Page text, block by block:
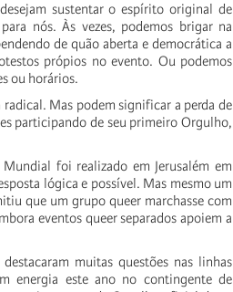
sustentar o espírito original de
nós. Às vezes, podemos brigar na
de quão aberta e democrática a
própios no evento. Ou podemos
ou horários.
Mas podem significar a perda de
participando de seu primeiro Orgulho,
foi realizado em Jerusalém em
lógica e possível. Mas mesmo um
que um grupo queer marchasse com
eventos queer separados apoiem a
muitas questões nas linhas
energia este ano no contingente de